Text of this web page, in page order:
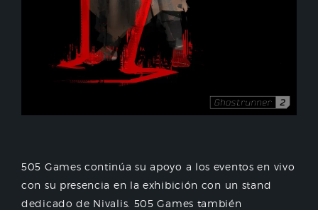
505 Games continúa su apoyo a los eventos en vivo
con su presencia en la exhibición con un stand
dedicado de Nivalis. 505 Games también